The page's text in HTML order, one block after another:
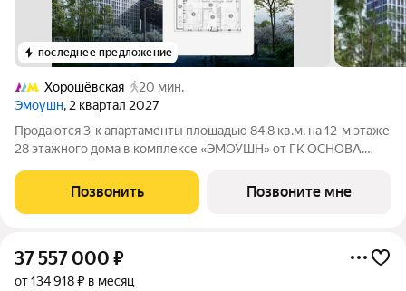
последнее предложение
Хорошёвская
20 мин.
Эмоушн, 2 квартал 2027
Продаются 3-к апартаменты площадью 84.8 кв.м. на 12-м этаже
28 этажного дома в комплексе «ЭМОУШН» от ГК ОСНОВА.
бизнес-класса в престижном районе Хорошёво-Мнёвники
(СЗАО), новый выразительный акцент
Позвонить Позвоните мне
37 557 000 ₽
от 134 918 ₽ в месяц